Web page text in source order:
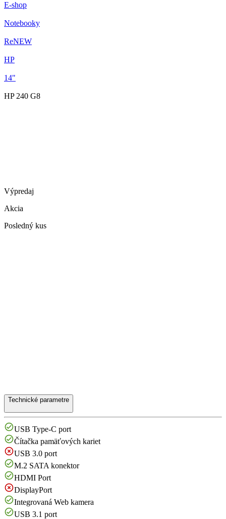
E-shop
Notebooky
ReNEW
HP
14"
HP 240 G8
Výpredaj
Akcia
Posledný kus
Technické parametre
USB Type-C port
Čítačka pamäťových kariet
USB 3.0 port
M.2 SATA konektor
HDMI Port
DisplayPort
Integrovaná Web kamera
USB 3.1 port